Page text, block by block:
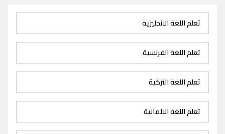
تعلم اللغة الانجليزية
تعلم اللغة الفرنسية
تعلم اللغة التركية
تعلم اللغة الالمانية